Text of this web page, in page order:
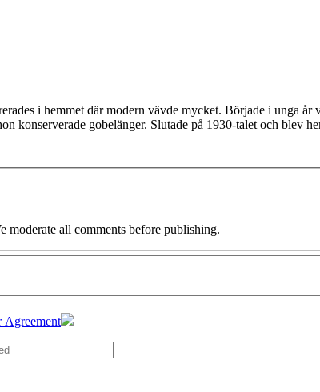
i hemmet där modern vävde mycket. Började i unga
konserverade gobelänger. Slutade på 1930-talet och
moderate all comments before publishing.
Agreement